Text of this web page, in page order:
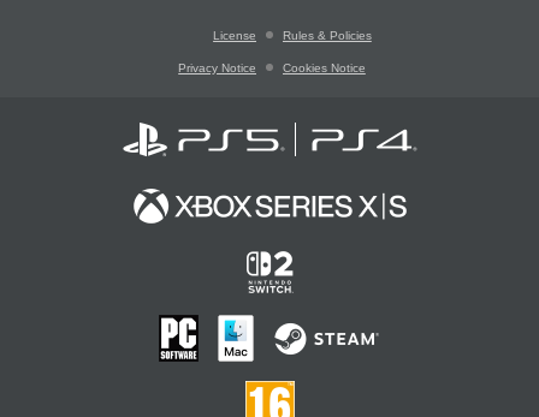
License Rules & Policies
Privacy Notice Cookies Notice